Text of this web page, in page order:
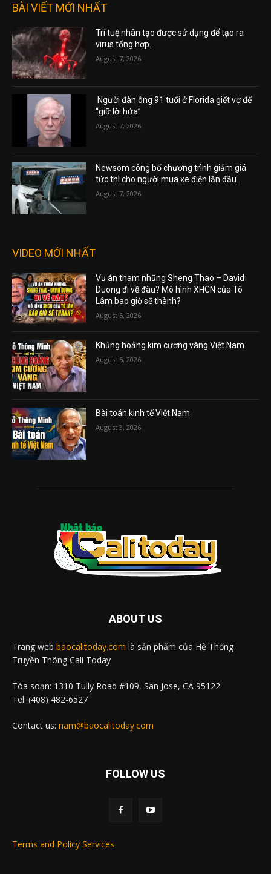
BÀI VIẾT MỚI NHẤT
Trí tuệ nhân tạo được sử dụng để tạo ra
virus tổng hợp.
August 7, 2026
Người đàn ông 91 tuổi ở Florida giết vợ để
“giữ lời hứa”
August 7, 2026
Newsom công bố chương trình giảm giá
tức thì cho người mua xe điện lần đầu.
August 7, 2026
VIDEO MỚI NHẤT
Vụ án tham nhũng Sheng Thao – David
Duong đi về đâu? Mô hình XHCN của Tô
Lâm bao giờ sẽ thành?
August 5, 2026
Khủng hoảng kim cương vàng Việt Nam
August 5, 2026
Bài toán kinh tế Việt Nam
August 3, 2026
ABOUT US
Trang web baocalitoday.com là sản phẩm của Hệ Thống
Truyền Thông Cali Today
Tòa soạn: 1310 Tully Road #109, San Jose, CA 95122
Tel: (408) 482-6527
Contact us: nam@baocalitoday.com
FOLLOW US
Terms and Policy Services